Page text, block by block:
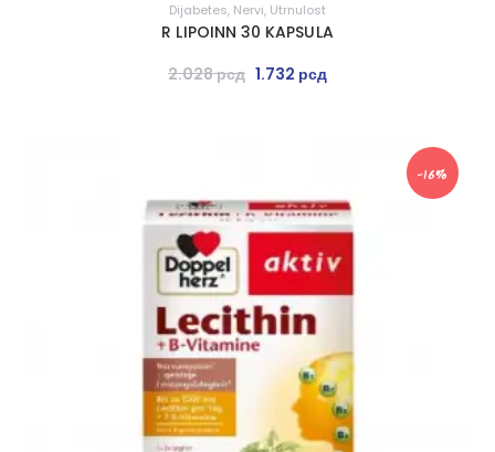
Dijabetes, Nervi, Utrnulost
R LIPOINN 30 KAPSULA
2.028рсд 1.732 рсд
-16%